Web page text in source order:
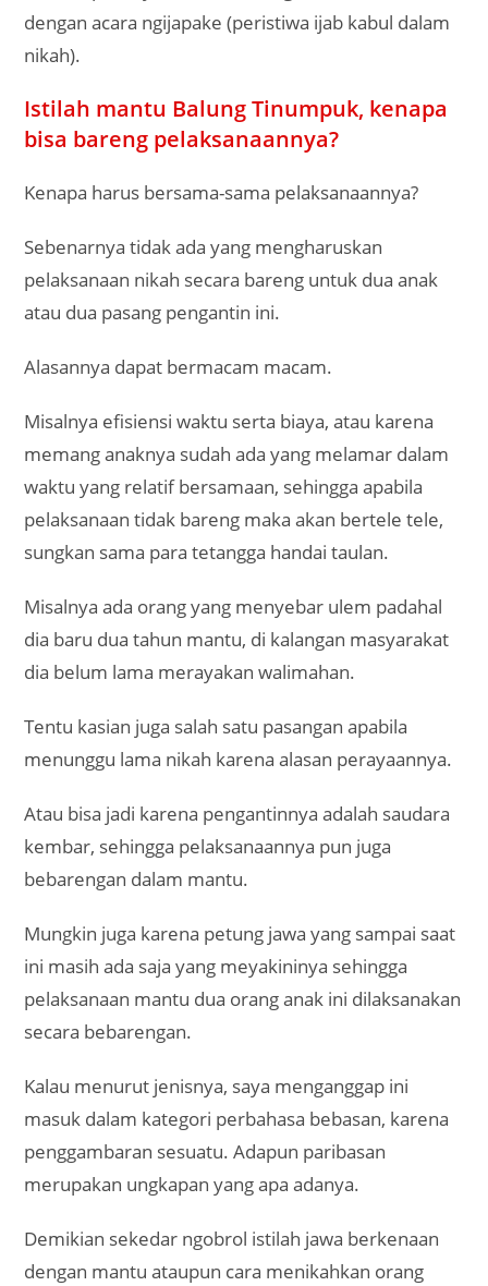
dengan acara ngijapake (peristiwa ijab kabul dalam
nikah).
Istilah mantu Balung Tinumpuk, kenapa
bisa bareng pelaksanaannya?
Kenapa harus bersama-sama pelaksanaannya?
Sebenarnya tidak ada yang mengharuskan
pelaksanaan nikah secara bareng untuk dua anak
atau dua pasang pengantin ini.
Alasannya dapat bermacam macam.
Misalnya efisiensi waktu serta biaya, atau karena
memang anaknya sudah ada yang melamar dalam
waktu yang relatif bersamaan, sehingga apabila
pelaksanaan tidak bareng maka akan bertele tele,
sungkan sama para tetangga handai taulan.
Misalnya ada orang yang menyebar ulem padahal
dia baru dua tahun mantu, di kalangan masyarakat
dia belum lama merayakan walimahan.
Tentu kasian juga salah satu pasangan apabila
menunggu lama nikah karena alasan perayaannya.
Atau bisa jadi karena pengantinnya adalah saudara
kembar, sehingga pelaksanaannya pun juga
bebarengan dalam mantu.
Mungkin juga karena petung jawa yang sampai saat
ini masih ada saja yang meyakininya sehingga
pelaksanaan mantu dua orang anak ini dilaksanakan
secara bebarengan.
Kalau menurut jenisnya, saya menganggap ini
masuk dalam kategori perbahasa bebasan, karena
penggambaran sesuatu. Adapun paribasan
merupakan ungkapan yang apa adanya.
Demikian sekedar ngobrol istilah jawa berkenaan
dengan mantu ataupun cara menikahkan orang